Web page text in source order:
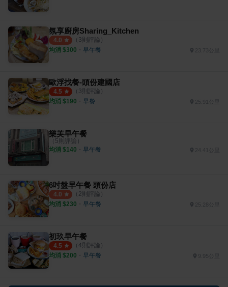
氛享廚房Sharing_Kitchen
4.0 （ 3則評論）
均消 $300 ・ 早午餐
歐浮找餐-頭份建國店
4.5 （ 3則評論）
均消 $190 ・ 早餐 25.91公里
樂芙早午餐
（ 5則評論）
均消 $140 ・ 早午餐 24.41公里
6吋盤早午餐 頭份店
4.0 （ 2則評論）
均消 $230 ・ 早午餐 25.28公里
初玖早午餐
4.5 （ 4則評論）
均消 $200 ・ 早午餐 9.95公里